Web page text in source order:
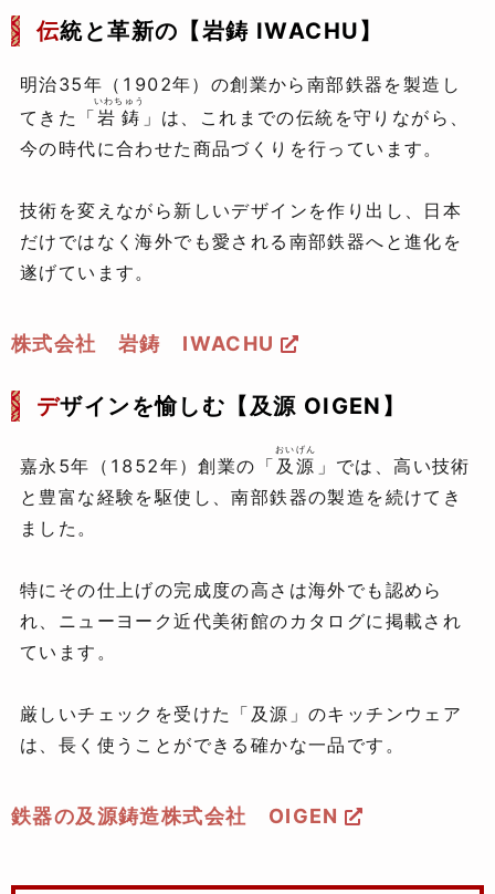
伝統と革新の【岩鋳 IWACHU】
明治35年（1902年）の創業から南部鉄器を製造し
てきた「岩鋳
いわちゅう
」は、これまでの伝統を守りながら、
今の時代に合わせた商品づくりを行っています。
技術を変えながら新しいデザインを作り出し、日本
だけではなく海外でも愛される南部鉄器へと進化を
遂げています。
株式会社 岩鋳 IWACHU
デザインを愉しむ【及源 OIGEN】
嘉永5年（1852年）創業の「 及源
おいげん
」では、高い技術
と豊富な経験を駆使し、南部鉄器の製造を続けてき
ました。
特にその仕上げの完成度の高さは海外でも認めら
れ、ニューヨーク近代美術館のカタログに掲載され
ています。
厳しいチェックを受けた「及源」のキッチンウェア
は、長く使うことができる確かな一品です。
鉄器の及源鋳造株式会社 OIGEN